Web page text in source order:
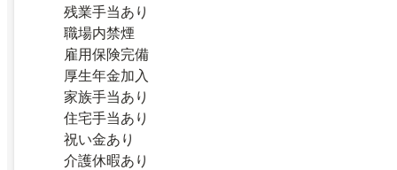
残業手当あり
職場内禁煙
雇用保険完備
厚生年金加入
家族手当あり
住宅手当あり
祝い金あり
介護休暇あり